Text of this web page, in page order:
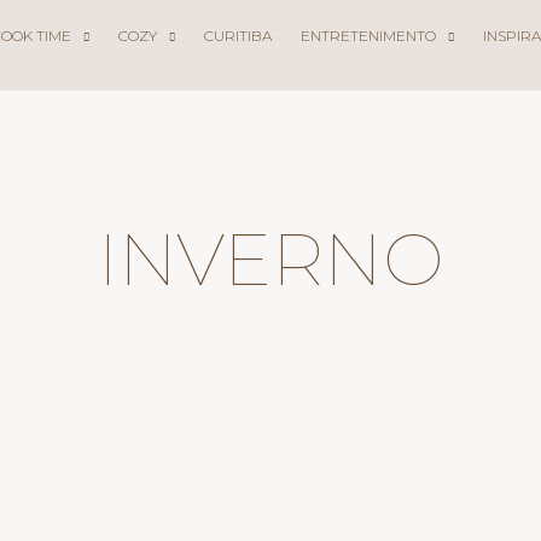
TIME COZY CURITIBA ENTRETENIMENTO
INVERNO